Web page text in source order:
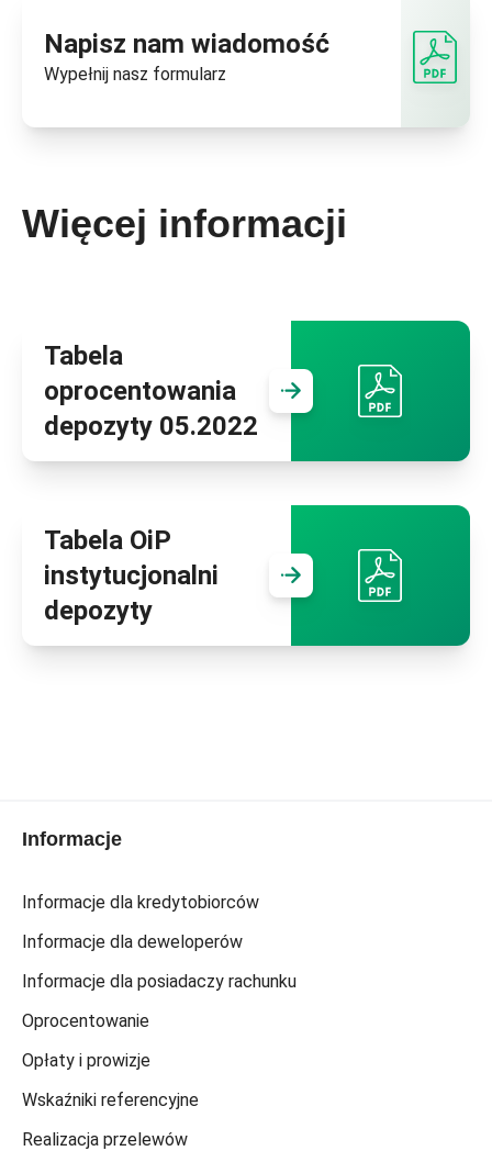
Napisz nam wiadomość
Wypełnij nasz formularz
Więcej informacji
Tabela
oprocentowania
depozyty 05.2022
Przejdź do
Tabela OiP
instytucjonalni
depozyty
Przejdź do
Informacje
Informacje dla kredytobiorców
Informacje dla deweloperów
Informacje dla posiadaczy rachunku
Oprocentowanie
Opłaty i prowizje
Wskaźniki referencyjne
Realizacja przelewów